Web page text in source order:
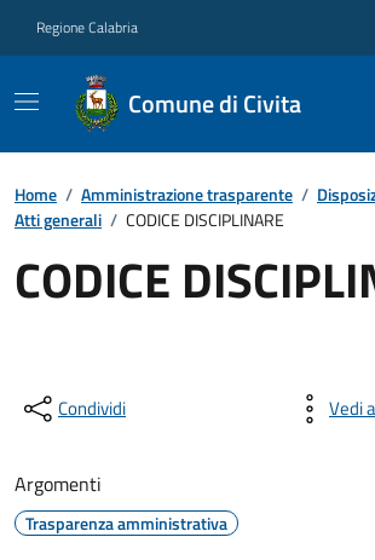
Regione Calabria
Comune di Civita
Home / Amministrazione trasparente /
Atti generali / CODICE DISCIPLINARE
CODICE
Condividi Vedi
Argomenti
Trasparenza amministrativa